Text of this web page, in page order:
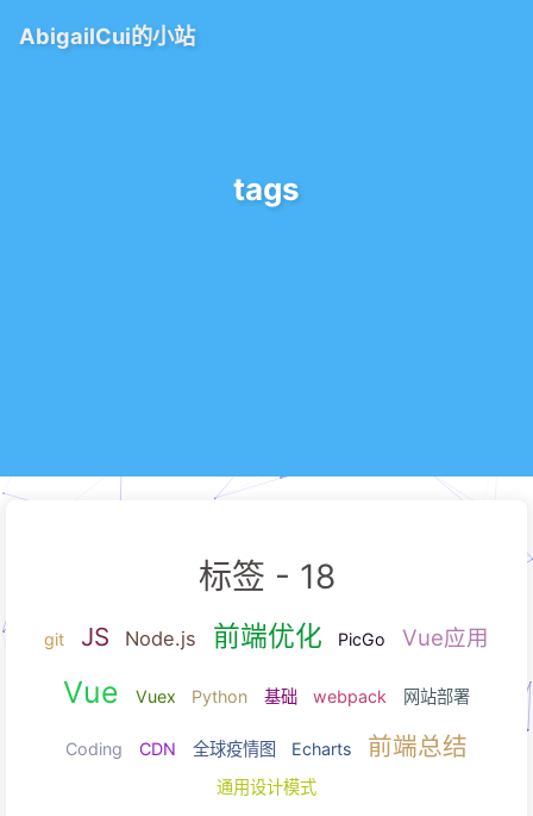
AbigailCui的小站
tags
标签 - 18
git JS Node.js 前端优化 PicGo